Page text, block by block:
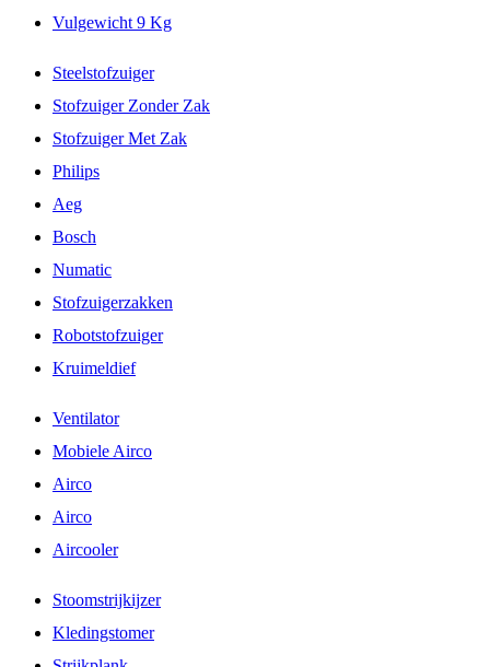
Vulgewicht 9 Kg
Steelstofzuiger
Stofzuiger Zonder Zak
Stofzuiger Met Zak
Philips
Aeg
Bosch
Numatic
Stofzuigerzakken
Robotstofzuiger
Kruimeldief
Ventilator
Mobiele Airco
Airco
Airco
Aircooler
Stoomstrijkijzer
Kledingstomer